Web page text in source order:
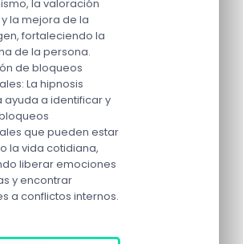
la valoración
la mejora de la
fortaleciendo la
de la persona.
de bloqueos
La hipnosis
ayuda a identificar y
que pueden estar
la vida cotidiana,
liberar emociones
y encontrar
a conflictos internos.